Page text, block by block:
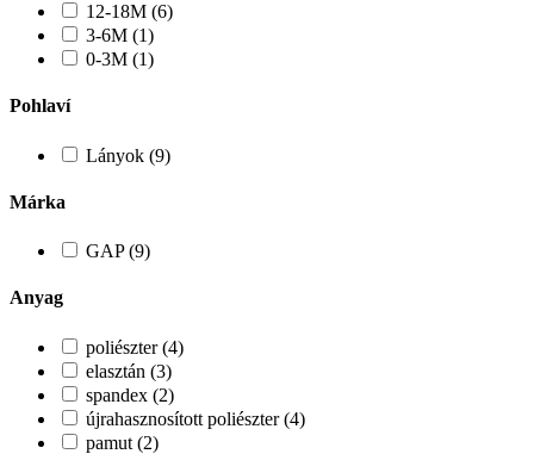
12-18M (6)
3-6M (1)
0-3M (1)
Pohlaví
Lányok (9)
Márka
GAP (9)
Anyag
poliészter (4)
elasztán (3)
spandex (2)
újrahasznosított poliészter (4)
pamut (2)